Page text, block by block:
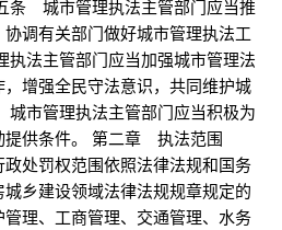
城市管理执法主管部门应当推
调有关部门做好城市管理执法工
主管部门应当加强城市管理法
增强全民守法意识，共同维护城
管理执法主管部门应当积极为
提供条件。 第二章 执法范围
处罚权范围依照法律法规和国务
乡建设领域法律法规规章规定的
理、工商管理、交通管理、水务